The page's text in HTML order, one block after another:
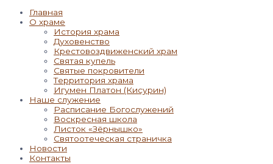
Главная
О храме
История храма
Духовенство
Крестовоздвиженский храм
Святая купель
Святые покровители
Территория храма
Игумен Платон (Кисурин)
Наше служение
Расписание Богослужений
Воскресная школа
Листок «Зёрнышко»
Святоотеческая страничка
Новости
Контакты